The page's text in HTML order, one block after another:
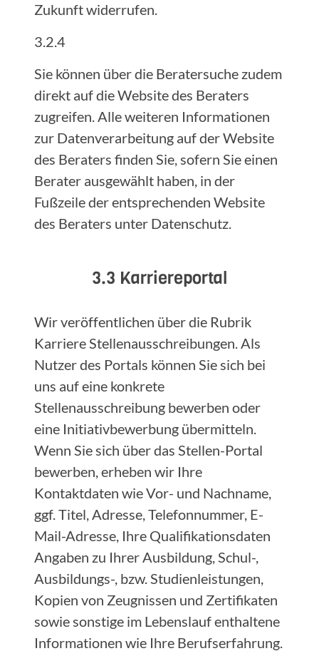
Zukunft widerrufen.
3.2.4
Sie können über die Beratersuche zudem
direkt auf die Website des Beraters
zugreifen. Alle weiteren Informationen
zur Datenverarbeitung auf der Website
des Beraters finden Sie, sofern Sie einen
Berater ausgewählt haben, in der
Fußzeile der entsprechenden Website
des Beraters unter Datenschutz.
3.3 Karriereportal
Wir veröffentlichen über die Rubrik
Karriere Stellenausschreibungen. Als
Nutzer des Portals können Sie sich bei
uns auf eine konkrete
Stellenausschreibung bewerben oder
eine Initiativbewerbung übermitteln.
Wenn Sie sich über das Stellen-Portal
bewerben, erheben wir Ihre
Kontaktdaten wie Vor- und Nachname,
ggf. Titel, Adresse, Telefonnummer, E-
Mail-Adresse, Ihre Qualifikationsdaten
Angaben zu Ihrer Ausbildung, Schul-,
Ausbildungs-, bzw. Studienleistungen,
Kopien von Zeugnissen und Zertifikaten
sowie sonstige im Lebenslauf enthaltene
Informationen wie Ihre Berufserfahrung.